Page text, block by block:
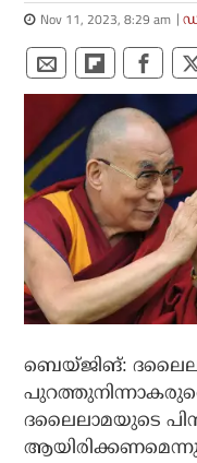
Nov 11, 2023, 8:29 am
ബെയ്ജിങ്:
ദലൈലാമയുടെ